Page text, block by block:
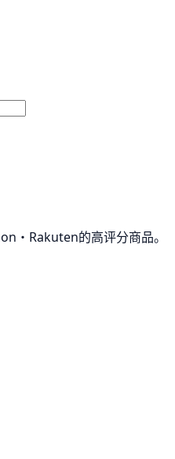
・Rakuten的高评分商品。